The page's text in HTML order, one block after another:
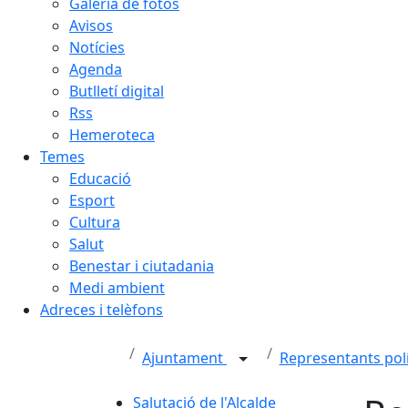
Avisos
Notícies
Agenda
Butlletí digital
Rss
Hemeroteca
Temes
Educació
Esport
Cultura
Salut
Benestar i ciutadania
Medi ambient
Adreces i telèfons
Ajuntament Representants
Salutació de l'Alcalde